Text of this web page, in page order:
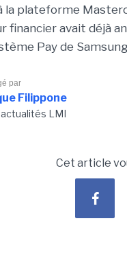
la plateforme
financier avait déjà
Pay de
par
Filippone
LMI
Cet article